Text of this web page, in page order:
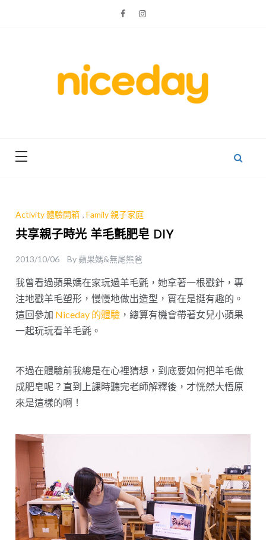
Activity 體驗開箱 ,Family 親子家庭
共享親子時光 羊毛氈肥皂 DIY
2013/10/06 By蘋果媽&無尾熊爸
我曾看過蘋果媽在家玩過羊毛氈，她拿著一根戳針，專
注地戳羊毛塑形，慢慢地做出造型，實在是挺有趣的。
這回參加 Niceday 的體驗 ，總算有機會帶著女兒小蘋果
一起玩玩看羊毛氈。
不過在體驗前我總是在心裡猜想，到底要如何把羊毛做
成肥皂呢？直到上課時聽完老師解釋後，才恍然大悟原
來是這樣的啊！